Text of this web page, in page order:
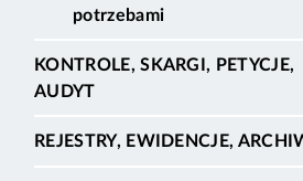
potrzebami
KONTROLE, SKARGI, PETYCJE,
AUDYT
REJESTRY, EWIDENCJE,